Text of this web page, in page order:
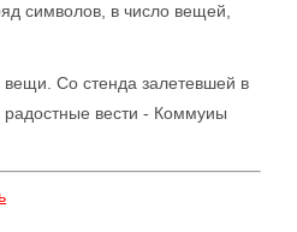
символов, в число вещей,
Со стенда залетевшей в
радостные вести - Коммуиы